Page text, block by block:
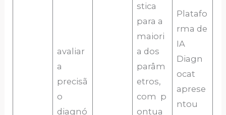
avaliar
a
precisã
o
diagnó
stica
para a
maiori
a dos
parâm
etros,
com p
ontua
Platafo
rma de
IA
Diagn
ocat
aprese
ntou